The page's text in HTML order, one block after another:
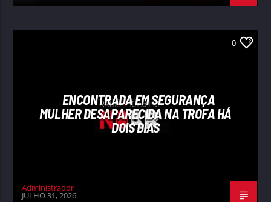
0
ENCONTRADA EM SEGURANÇA
MULHER DESAPARECIDA NA TROFA HÁ
DOIS DIAS
Administrador
JULHO 31, 2026